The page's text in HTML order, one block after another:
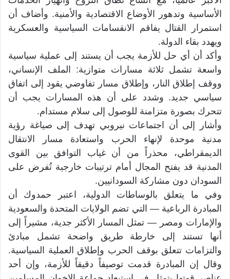
الأساسية وتدهور الأوضاع الاقتصادية والأمنية. وأضاف أن
استمرار القتال يفاقم الانقسامات السياسية والعسكرية
ويهدد بقاء الدولة.
وأكد أن أي حل للأزمة يجب أن يستند إلى عملية سياسية
واسعة تشمل ثلاثة مسارات متوازية: الملف الإنساني،
ووقف إطلاق النار، وإطلاق مسار تفاوضي يقود إلى اتفاق
سياسي جديد. وشدد على أن هذه المسارات يجب أن
تتحرك بصورة متزامنة للوصول إلى سلام مستدام.
وأشار إلى أن اجتماعات نيروبي تهدف إلى صياغة رؤية
مدنية موحدة لإنهاء الحرب واستعادة مسار الانتقال
الديمقراطي، محذراً من أن غياب التوافق بين القوى
المدنية قد يفتح المجال أمام ترتيبات خارجية تُفرض على
السودان دون مشاركة السودانيين.
وفي ما يتعلق بالوساطات الدولية، اعتبر حمدوك أن
المبادرة الرباعية — التي تضم الولايات المتحدة والسعودية
والإمارات ومصر — تمثل المسار الأكثر جدية، مشيراً إلى
أنها تستند إلى خارطة طريق واضحة تشمل مبادئ
والتزامات تتعلق بوقف الحرب وإطلاق العملية السياسية.
وقال إن المبادرة قدمت توصيفاً دقيقاً للأزمة، وإن أحد